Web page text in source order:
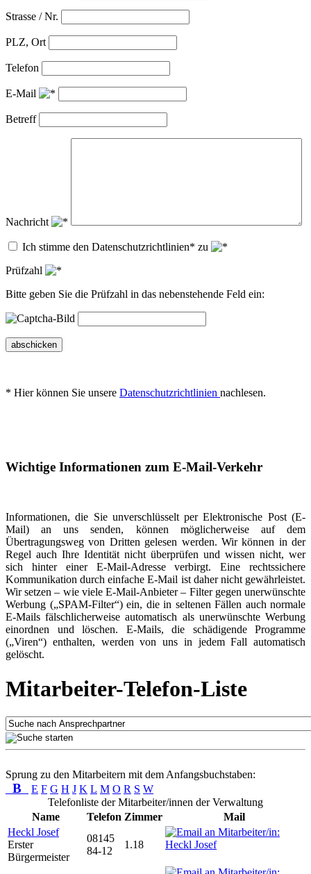
Strasse / Nr.
PLZ, Ort
Telefon
E-Mail
Betreff
Nachricht
Ich stimme den Datenschutzrichtlinien* zu
Prüfzahl
Bitte geben Sie die Prüfzahl in das nebenstehende Feld ein:
abschicken
* Hier können Sie unsere Datenschutzrichtlinien nachlesen.
Wichtige Informationen zum E-Mail-Verkehr
Informationen, die Sie unverschlüsselt per Elektronische Post (E-
Mail) an uns senden, können möglicherweise auf dem
Übertragungsweg von Dritten gelesen werden. Wir können in der
Regel auch Ihre Identität nicht überprüfen und wissen nicht, wer
sich hinter einer E-Mail-Adresse verbirgt. Eine rechtssichere
Kommunikation durch einfache E-Mail ist daher nicht gewährleistet.
Wir setzen – wie viele E-Mail-Anbieter – Filter gegen unerwünschte
Werbung („SPAM-Filter“) ein, die in seltenen Fällen auch normale
E-Mails fälschlicherweise automatisch als unerwünschte Werbung
einordnen und löschen. E-Mails, die schädigende Programme
(„Viren“) enthalten, werden von uns in jedem Fall automatisch
gelöscht.
Mitarbeiter-Telefon-Liste
Sprung zu den Mitarbeitern mit dem Anfangsbuchstaben:
B E F G H J K L M O R S W
Telefonliste der Mitarbeiter/innen der Verwaltung
Name
Telefon Zimmer
Mail
Heckl Josef
Erster
Bürgermeister
08145
84-12
1.18